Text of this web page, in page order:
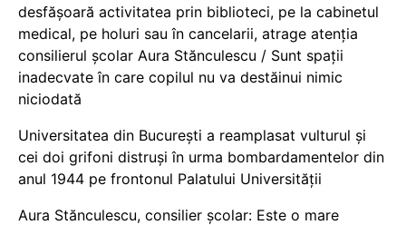
desfășoară activitatea prin biblioteci, pe la cabinetul
medical, pe holuri sau în cancelarii, atrage atenția
consilierul școlar Aura Stănculescu / Sunt spații
inadecvate în care copilul nu va destăinui nimic
niciodată
Universitatea din București a reamplasat vulturul și
cei doi grifoni distruși în urma bombardamentelor din
anul 1944 pe frontonul Palatului Universității
Aura Stănculescu, consilier școlar: Este o mare